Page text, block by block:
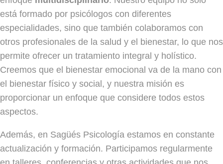
está formado por psicólogos con diferentes
especialidades, sino que también colaboramos con
otros profesionales de la salud y el bienestar, lo que nos
permite ofrecer un tratamiento integral y holístico.
Creemos que el bienestar emocional va de la mano con
el bienestar físico y social, y nuestra misión es
proporcionar un enfoque que considere todos estos
aspectos.
Además, en Sagüés Psicología estamos en constante
actualización y formación. Participamos regularmente